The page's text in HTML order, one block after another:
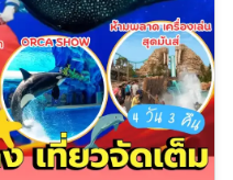
09 ธ.ค. 69 - 11 ธ.ค. 69
12 ธ.ค. 69 - 14 ธ.ค. 69